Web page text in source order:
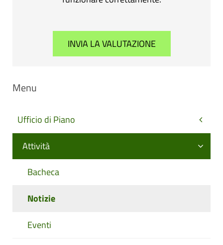
Menu
Ufficio di Piano
Attività
Bacheca
Notizie
Eventi